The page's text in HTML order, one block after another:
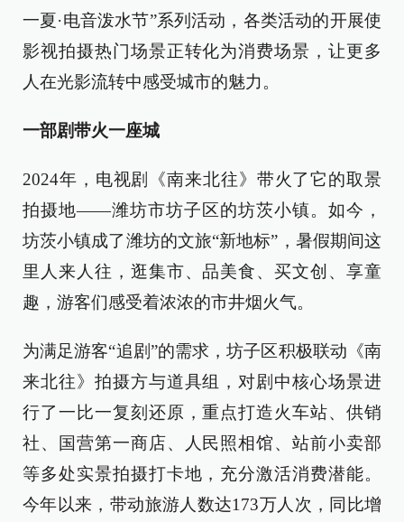
一夏·电音泼水节”系列活动，各类活动的开展使
影视拍摄热门场景正转化为消费场景，让更多
人在光影流转中感受城市的魅力。
一部剧带火一座城
2024年，电视剧《南来北往》带火了它的取景
拍摄地——潍坊市坊子区的坊茨小镇。如今，
坊茨小镇成了潍坊的文旅“新地标”，暑假期间这
里人来人往，逛集市、品美食、买文创、享童
趣，游客们感受着浓浓的市井烟火气。
为满足游客“追剧”的需求，坊子区积极联动《南
来北往》拍摄方与道具组，对剧中核心场景进
行了一比一复刻还原，重点打造火车站、供销
社、国营第一商店、人民照相馆、站前小卖部
等多处实景拍摄打卡地，充分激活消费潜能。
今年以来，带动旅游人数达173万人次，同比增